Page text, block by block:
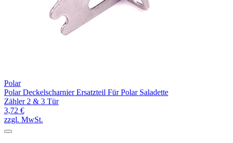
Polar
Polar Deckelscharnier Ersatzteil Für Polar Saladette
Zähler 2 & 3 Tür
3,72 €
zzgl. MwSt.